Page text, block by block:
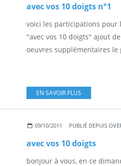
avec vos 10 doigts n°1
voici les participations pour
"avec vos 10 doigts" ajout
oeuvres supplémentaires le
EN SAVOIR PLUS
09/10/2011 PUBLIÉ DEPUIS
avec vos 10 doigts
bonjour à vous, en ce